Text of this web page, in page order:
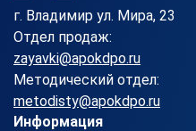
г. Владимир ул. Мира, 23
Отдел продаж:
zayavki@apokdpo.ru
Методический отдел:
metodisty@apokdpo.ru
Информация